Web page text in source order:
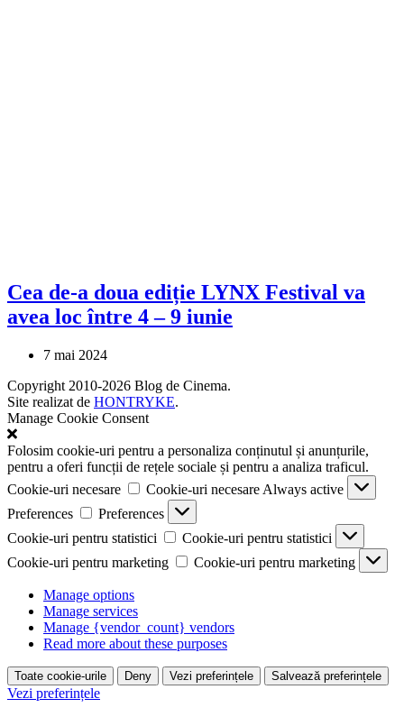
Cea de-a doua ediție LYNX Festival va
avea loc între 4 – 9 iunie
7 mai 2024
Copyright 2010-2026 Blog de Cinema.
Site realizat de HONTRYKE.
Manage Cookie Consent
Folosim cookie-uri pentru a personaliza conținutul și anunțurile,
pentru a oferi funcții de rețele sociale și pentru a analiza traficul.
Cookie-uri necesare
Cookie-uri necesare Always active
Preferences
Preferences
Cookie-uri pentru statistici
Cookie-uri pentru statistici
Cookie-uri pentru marketing
Cookie-uri pentru marketing
Manage options
Manage services
Manage {vendor_count} vendors
Read more about these purposes
Toate cookie-urile Deny Vezi preferințele Salvează preferințele
Vezi preferințele